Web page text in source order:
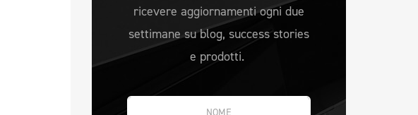
ricevere aggiornamenti ogni due
settimane su blog, success stories
e prodotti.